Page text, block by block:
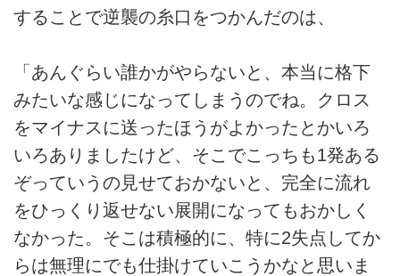
することで逆襲の糸口をつかんだのは、
「あんぐらい誰かがやらないと、本当に格下
みたいな感じになってしまうのでね。クロス
をマイナスに送ったほうがよかったとかいろ
いろありましたけど、そこでこっちも1発ある
ぞっていうの見せておかないと、完全に流れ
をひっくり返せない展開になってもおかしく
なかった。そこは積極的に、特に2失点してか
らは無理にでも仕掛けていこうかなと思いま